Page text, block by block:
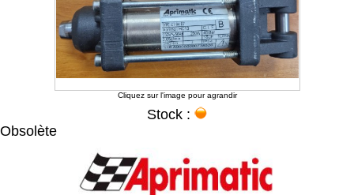
Cliquez sur l'image pour agrandir
Stock :
Obsolète